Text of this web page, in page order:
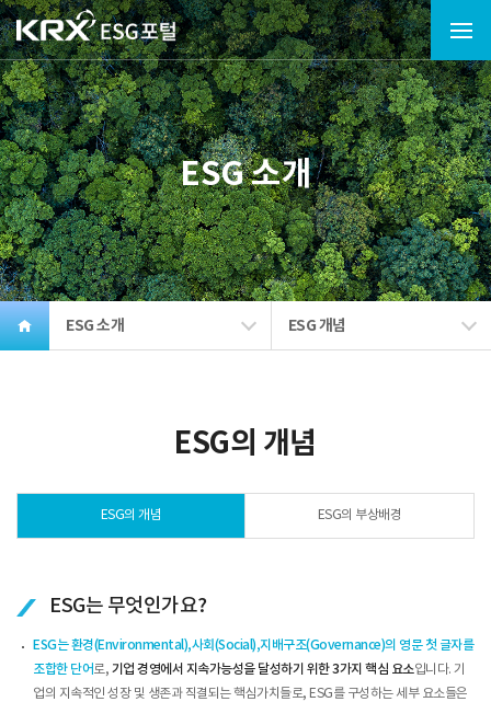
ESG 소개
ESG 소개 ESG 개념
ESG의 개념
ESG의 개념 ESG의 부상배경
ESG는 무엇인가요?
ESG는 환경(Environmental),사회(Social),지배구조(Governance)의 영문 첫 글자를
조합한 단어로, 기업 경영에서 지속가능성을 달성하기 위한3가지 핵심 요소입니다. 기
업의 지속적인 성장 및 생존과 직결되는 핵심가치들로, ESG를 구성하는 세부 요소들은